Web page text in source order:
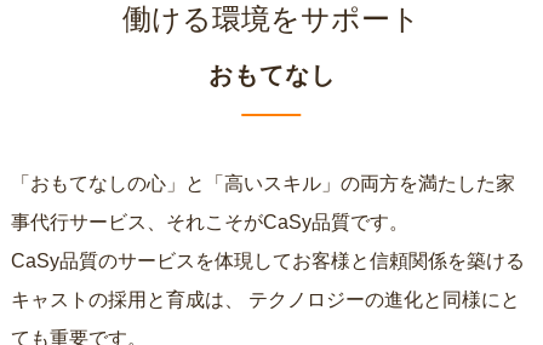
働ける環境をサポート
おもてなし
「おもてなしの心」と「高いスキル」の両方を満たした家
事代行サービス、それこそがCaSy品質です。
CaSy品質のサービスを体現してお客様と信頼関係を築ける
キャストの採用と育成は、
ても重要です。